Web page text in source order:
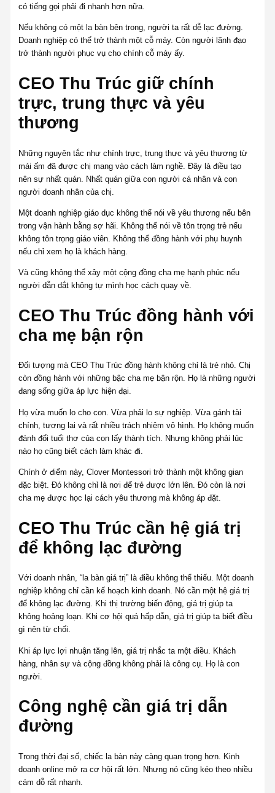
có tiếng gọi phải đi nhanh hơn nữa.
Nếu không có một la bàn bên trong, người ta rất dễ lạc đường.
Doanh nghiệp có thể trở thành một cỗ máy. Còn người lãnh đạo
trở thành người phục vụ cho chính cỗ máy ấy.
CEO Thu Trúc giữ chính
trực, trung thực và yêu
thương
Những nguyên tắc như chính trực, trung thực và yêu thương từ
mái ấm đã được chị mang vào cách làm nghề. Đây là điều tạo
nên sự nhất quán. Nhất quán giữa con người cá nhân và con
người doanh nhân của chị.
Một doanh nghiệp giáo dục không thể nói về yêu thương nếu bên
trong vận hành bằng sợ hãi. Không thể nói về tôn trọng trẻ nếu
không tôn trọng giáo viên. Không thể đồng hành với phụ huynh
nếu chỉ xem họ là khách hàng.
Và cũng không thể xây một cộng đồng cha mẹ hạnh phúc nếu
người dẫn dắt không tự mình học cách quay về.
CEO Thu Trúc đồng hành với
cha mẹ bận rộn
Đối tượng mà CEO Thu Trúc đồng hành không chỉ là trẻ nhỏ. Chị
còn đồng hành với những bậc cha mẹ bận rộn. Họ là những người
đang sống giữa áp lực hiện đại.
Họ vừa muốn lo cho con. Vừa phải lo sự nghiệp. Vừa gánh tài
chính, tương lai và rất nhiều trách nhiệm vô hình. Họ không muốn
đánh đổi tuổi thơ của con lấy thành tích. Nhưng không phải lúc
nào họ cũng biết cách làm khác đi.
Chính ở điểm này, Clover Montessori trở thành một không gian
đặc biệt. Đó không chỉ là nơi để trẻ được lớn lên. Đó còn là nơi
cha mẹ được học lại cách yêu thương mà không áp đặt.
CEO Thu Trúc cần hệ giá trị
để không lạc đường
Với doanh nhân, “la bàn giá trị” là điều không thể thiếu. Một doanh
nghiệp không chỉ cần kế hoạch kinh doanh. Nó cần một hệ giá trị
để không lạc đường. Khi thị trường biến động, giá trị giúp ta
không hoảng loạn. Khi cơ hội quá hấp dẫn, giá trị giúp ta biết điều
gì nên từ chối.
Khi áp lực lợi nhuận tăng lên, giá trị nhắc ta một điều. Khách
hàng, nhân sự và cộng đồng không phải là công cụ. Họ là con
người.
Công nghệ cần giá trị dẫn
đường
Trong thời đại số, chiếc la bàn này càng quan trọng hơn. Kinh
doanh online mở ra cơ hội rất lớn. Nhưng nó cũng kéo theo nhiều
cám dỗ rất nhanh.